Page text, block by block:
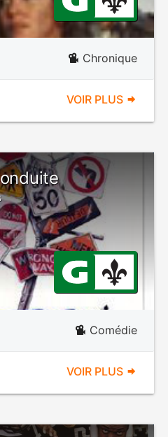
Chronique
VOIR PLUS
Comédie
VOIR PLUS